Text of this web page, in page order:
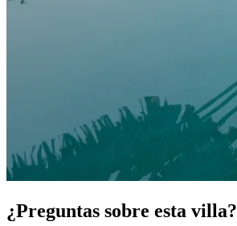
¿Preguntas sobre esta villa?